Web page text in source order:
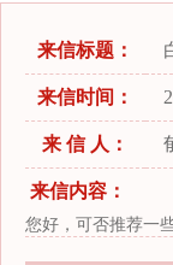
来信标题：
来信时间：
来 信 人：
来信内容：
您好，可否推荐一